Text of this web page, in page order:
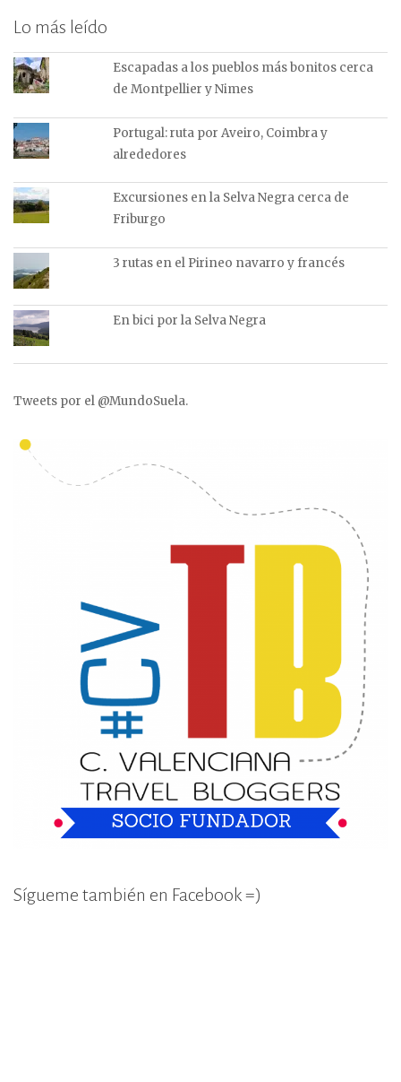
Lo más leído
Escapadas a los pueblos más bonitos cerca
de Montpellier y Nimes
Portugal: ruta por Aveiro, Coimbra y
alrededores
Excursiones en la Selva Negra cerca de
Friburgo
3 rutas en el Pirineo navarro y francés
En bici por la Selva Negra
Tweets por el @MundoSuela.
Sígueme también en Facebook =)